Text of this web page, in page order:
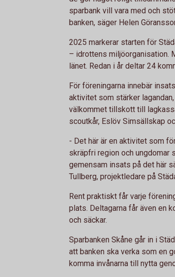
sparbank vill vara med och
banken, säger Helen
2025 markerar starten för
– idrottens miljöorganisation.
länet. Redan i år deltar 24
För föreningarna innebär
aktivitet som stärker
välkommet tillskott till
scoutkår, Eslöv Simsällskap
- Det här är en aktivitet som
skräpfri region och ungdomar
gemensam insats på det här
Tullberg, projektledare på
Rent praktiskt får varje
plats. Deltagarna får även en
och säckar.
Sparbanken Skåne går in i
att banken ska verka som en
komma invånarna till nytta